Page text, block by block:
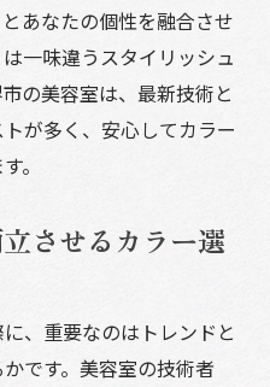
あなたの個性を融合させ
一味違うスタイリッシュ
の美容室は、最新技術と
が多く、安心してカラー
。
させるカラー選
、重要なのはトレンドと
です。美容室の技術者